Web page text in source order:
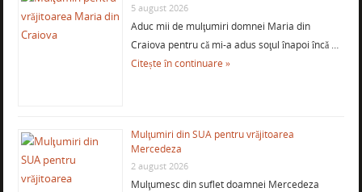
5 august 2026
Aduc mii de mulţumiri domnei Maria din
Craiova pentru că mi-a adus soţul înapoi încă …
Citește în continuare »
Mulţumiri din SUA pentru vrăjitoarea
Mercedeza
2 august 2026
Mulţumesc din suflet doamnei Mercedeza